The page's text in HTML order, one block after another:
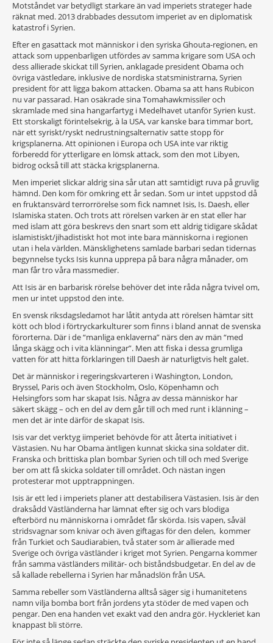
Motståndet var betydligt starkare än vad imperiets strateger hade
räknat med. 2013 drabbades dessutom imperiet av en diplomatisk
katastrof i Syrien.
Efter en gasattack mot människor i den syriska Ghouta-regionen, en
attack som uppenbarligen utfördes av samma krigare som USA och
dess allierade skickat till Syrien, anklagade president Obama och
övriga västledare, inklusive de nordiska statsministrarna, Syrien
president för att ligga bakom attacken. Obama sa att hans Rubicon
nu var passarad. Han osäkrade sina Tomahawkmissiler och
skramlade med sina hangarfartyg i Medelhavet utanför Syrien kust.
Ett storskaligt förintelsekrig, à la USA, var kanske bara timmar bort,
när ett syriskt/ryskt nedrustningsalternativ satte stopp för
krigsplanerna. Att opinionen i Europa och USA inte var riktig
förberedd för ytterligare en lömsk attack, som den mot Libyen,
bidrog också till att stäcka krigsplanerna.
Men imperiet slickar aldrig sina sår utan att samtidigt ruva på gruvlig
hämnd. Den kom för omkring ett år sedan. Som ur intet uppstod då
en fruktansvärd terrorrörelse som fick namnet Isis, Is. Daesh, eller
Islamiska staten. Och trots att rörelsen varken är en stat eller har
med islam att göra beskrevs den snart som ett aldrig tidigare skådat
islamistiskt/jihadistiskt hot mot inte bara människorna i regionen
utan i hela världen. Mänsklighetens samlade barbari sedan tidernas
begynnelse tycks Isis kunna upprepa på bara några månader, om
man får tro våra massmedier.
Att Isis är en barbarisk rörelse behöver det inte råda några tvivel om,
men ur intet uppstod den inte.
En svensk riksdagsledamot har låtit antyda att rörelsen hämtar sitt
kött och blod i förtryckarkulturer som finns i bland annat de svenska
förorterna. Där i de “manliga enklaverna” närs den av män “med
långa skägg och i vita klänningar”. Men att fiska i dessa grumliga
vatten för att hitta förklaringen till Daesh är naturligtvis helt galet.
Det är människor i regeringskvarteren i Washington, London,
Bryssel, Paris och även Stockholm, Oslo, Köpenhamn och
Helsingfors som har skapat Isis. Några av dessa människor har
säkert skägg – och en del av dem går till och med runt i klänning –
men det är inte därför de skapat Isis.
Isis var det verktyg iimperiet behövde för att återta initiativet i
Västasien. Nu har Obama äntligen kunnat skicka sina soldater dit.
Franska och brittiska plan bombar Syrien och till och med Sverige
ber om att få skicka soldater till området. Och nästan ingen
protesterar mot upptrappningen.
Isis är ett led i imperiets planer att destabilisera Västasien. Isis är den
draksådd Västländerna har lämnat efter sig och vars blodiga
efterbörd nu människorna i området får skörda. Isis vapen, såväl
stridsvagnar som knivar och även giftagas för den delen, kommer
från Turkiet och Saudiarabien, två stater som är allierade med
Sverige och övriga västländer i kriget mot Syrien. Pengarna kommer
från samma västländers militär- och biståndsbudgetar. En del av de
så kallade rebellerna i Syrien har månadslön från USA.
Samma rebeller som Västländerna alltså säger sig i humanitetens
namn vilja bomba bort från jordens yta stöder de med vapen och
pengar. Den ena handen vet exakt vad den andra gör. Hyckleriet kan
knappast bli större.